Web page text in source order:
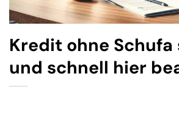
Kredit ohne Schufa
und schnell hier